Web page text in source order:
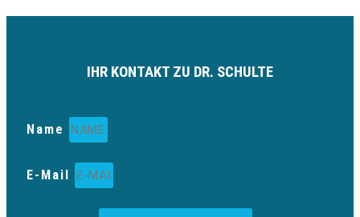
IHR KONTAKT ZU DR. SCHULTE
Name
E-Mail